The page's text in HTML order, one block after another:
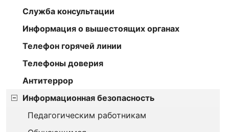
Служба консультации
Информация о вышестоящих органах
Телефон горячей линии
Телефоны доверия
Антитеррор
Информационная безопасность
Педагогическим работникам